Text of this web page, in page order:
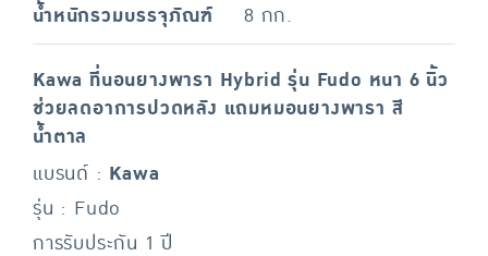
น้ำหนักรวมบรรจุภัณฑ์
8 กก.
Kawa ที่นอนยางพารา Hybrid รุ่น Fudo หนา 6 นิ้ว
ช่วยลดอาการปวดหลัง แถมหมอนยางพารา สี
น้ำตาล
แบรนด์ : Kawa
รุ่น : Fudo
การรับประกัน 1 ปี